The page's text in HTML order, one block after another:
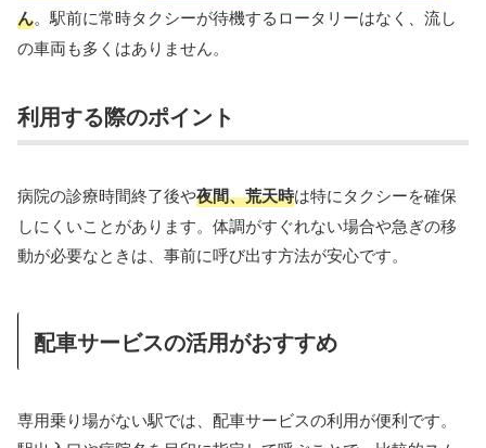
ん。駅前に常時タクシーが待機するロータリーはなく、流し
の車両も多くはありません。
利用する際のポイント
病院の診療時間終了後や夜間、荒天時は特にタクシーを確保
しにくいことがあります。体調がすぐれない場合や急ぎの移
動が必要なときは、事前に呼び出す方法が安心です。
配車サービスの活用がおすすめ
専用乗り場がない駅では、配車サービスの利用が便利です。